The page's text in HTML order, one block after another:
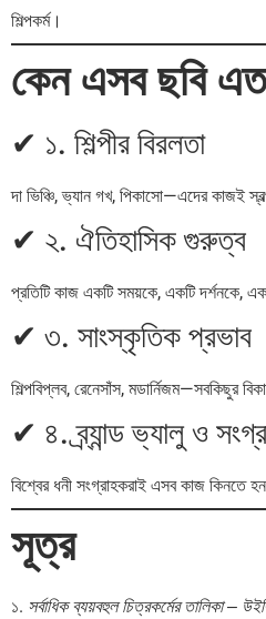
শিল্পকর্ম।
কেন এসব ছবি
✔ ১. শিল্পীর বিরলতা
দা ভিঞ্চি, ভ্যান গখ, পিকাসো—এদের কাজই
✔ ২. ঐতিহাসিক গুরুত্ব
প্রতিটি কাজ একটি সময়কে, একটি দর্শনকে,
✔ ৩. সাংস্কৃতিক প্রভাব
শিল্পবিপ্লব, রেনেসাঁস, মডার্নিজম—সবকিছুর
✔ ৪. ব্র্যান্ড ভ্যালু ও
বিশ্বের ধনী সংগ্রাহকরাই এসব কাজ কিনতে
সূত্র
১. সর্বাধিক ব্যয়বহুল চিত্রকর্মের তালিকা –